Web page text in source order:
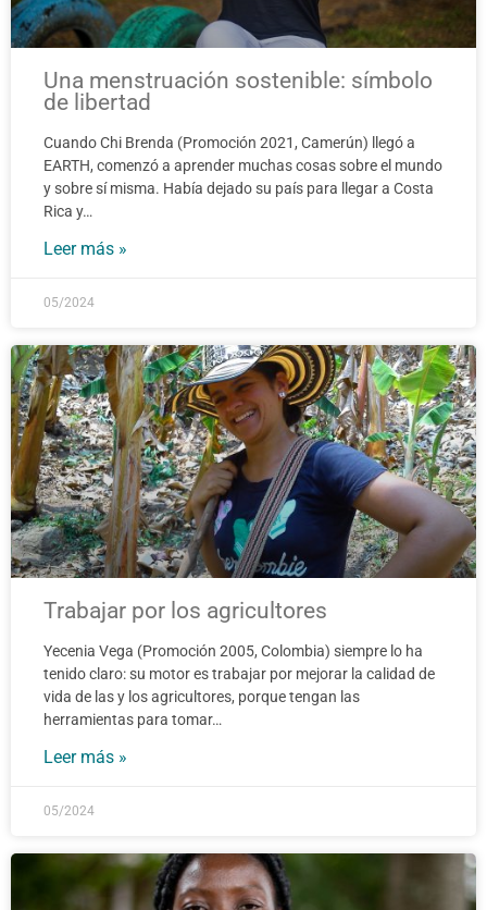
Una menstruación sostenible: símbolo
de libertad
Cuando Chi Brenda (Promoción 2021, Camerún) llegó a
EARTH, comenzó a aprender muchas cosas sobre el mundo
y sobre sí misma. Había dejado su país para llegar a Costa
Rica y…
Leer más »
05/2024
Trabajar por los agricultores
Yecenia Vega (Promoción 2005, Colombia) siempre lo ha
tenido claro: su motor es trabajar por mejorar la calidad de
vida de las y los agricultores, porque tengan las
herramientas para tomar…
Leer más »
05/2024